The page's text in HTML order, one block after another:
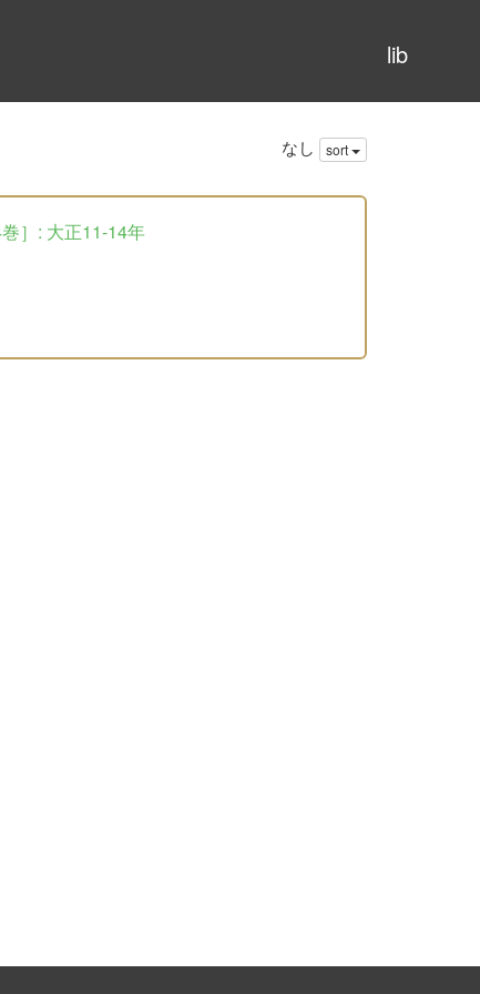
lib
なし sort
］: 大正11-14年